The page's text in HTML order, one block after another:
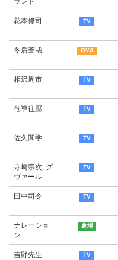
花本修司
冬后蒼哉
相沢周市
竜導往壓
佐久間学
寺崎宗次, グ
ヴァール
田中司令
ナレーショ
ン
吉野先生